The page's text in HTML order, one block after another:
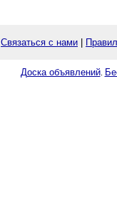
Связаться с нами
Доска объявлений.